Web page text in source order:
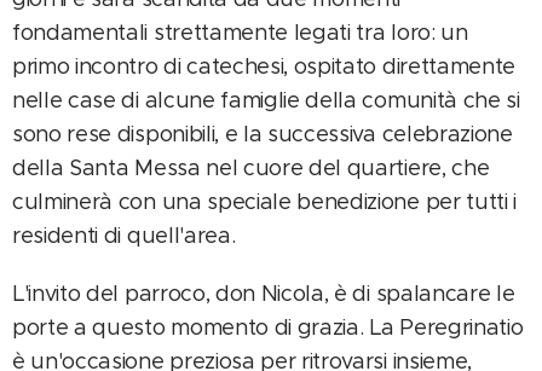
fondamentali strettamente legati tra loro: un
primo incontro di catechesi, ospitato direttamente
nelle case di alcune famiglie della comunità che si
sono rese disponibili, e la successiva celebrazione
della Santa Messa nel cuore del quartiere, che
culminerà con una speciale benedizione per tutti i
residenti di quell'area.
L'invito del parroco, don Nicola, è di spalancare le
porte a questo momento di grazia. La Peregrinatio
è un'occasione preziosa per ritrovarsi insieme,